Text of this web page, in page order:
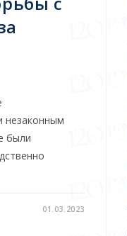
незаконным
были
01.03.2023